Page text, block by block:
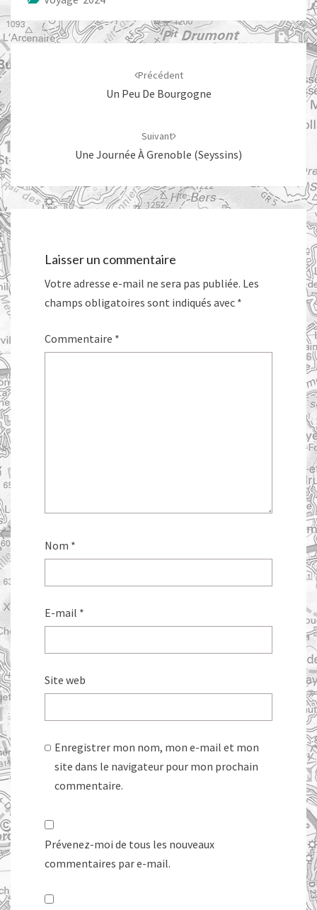
Navigation
d'article
Précédent
Un Peu De Bourgogne
Suivant
Une Journée À Grenoble (Seyssins)
Laisser un commentaire
Votre adresse e-mail ne sera pas publiée. Les
champs obligatoires sont indiqués avec *
Commentaire *
Nom *
E-mail *
Site web
Enregistrer mon nom, mon e-mail et mon
site dans le navigateur pour mon prochain
commentaire.
Prévenez-moi de tous les nouveaux
commentaires par e-mail.